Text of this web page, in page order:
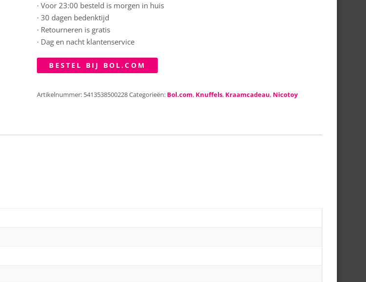
· Voor 23:00 besteld is morgen in huis
· 30 dagen bedenktijd
· Retourneren is gratis
· Dag en nacht klantenservice
BESTEL BIJ BOL.COM
Artikelnummer: 5413538500228Categorieën: Bol.com, Knuffels, Kraamcadeau, Nicotoy